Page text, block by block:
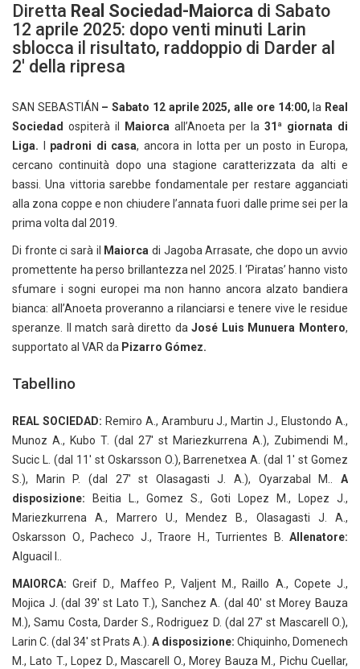
Diretta Real Sociedad-Maiorca di Sabato
12 aprile 2025: dopo venti minuti Larin
sblocca il risultato, raddoppio di Darder al
2′ della ripresa
SAN SEBASTIÁN – Sabato 12 aprile 2025, alle ore 14:00, la Real
Sociedad ospiterà il Maiorca all’Anoeta per la31ª giornata di
Liga.
padroni di casa, ancora in lotta per un posto in Europa,
cercano continuità dopo una stagione caratterizzata da alti e
bassi. Una vittoria sarebbe fondamentale per restare agganciati
alla zona coppe e non chiudere l’annata fuori dalle prime sei per la
prima volta dal 2019.
Di fronte ci sarà il Maiorca di Jagoba Arrasate, che dopo un avvio
promettente ha perso brillantezza nel 2025. I ‘Piratas’ hanno visto
sfumare i sogni europei ma non hanno ancora alzato bandiera
bianca: all’Anoeta proveranno a rilanciarsi e tenere vive le residue
speranze. Il match sarà diretto daJosé Luis Munuera Montero,
supportato al VAR da Pizarro Gómez.
Tabellino
REAL SOCIEDAD: Remiro A., Aramburu J., Martin J., Elustondo A.,
Munoz A., Kubo T. (dal 27′ st Mariezkurrena A.), Zubimendi M.,
Sucic L. (dal 11′ st Oskarsson O.), Barrenetxea A. (dal 1′ st Gomez
S.), Marin P. (dal 27′ st Olasagasti J. A.), Oyarzabal M.. A
disposizione: Beitia L., Gomez S., Goti Lopez M., Lopez J.,
Mariezkurrena A., Marrero U., Mendez B., Olasagasti J. A.,
Oskarsson O., Pacheco J., Traore H., Turrientes B. Allenatore:
Alguacil I..
MAIORCA: Greif D., Maffeo P., Valjent M., Raillo A., Copete J.,
Mojica J. (dal 39′ st Lato T.), Sanchez A. (dal 40′ st Morey Bauza
M.), Samu Costa, Darder S., Rodriguez D. (dal 27′ st Mascarell O.),
Larin C. (dal 34′ st Prats A.). A disposizione: Chiquinho, Domenech
M., Lato T., Lopez D., Mascarell O., Morey Bauza M., Pichu Cuellar,